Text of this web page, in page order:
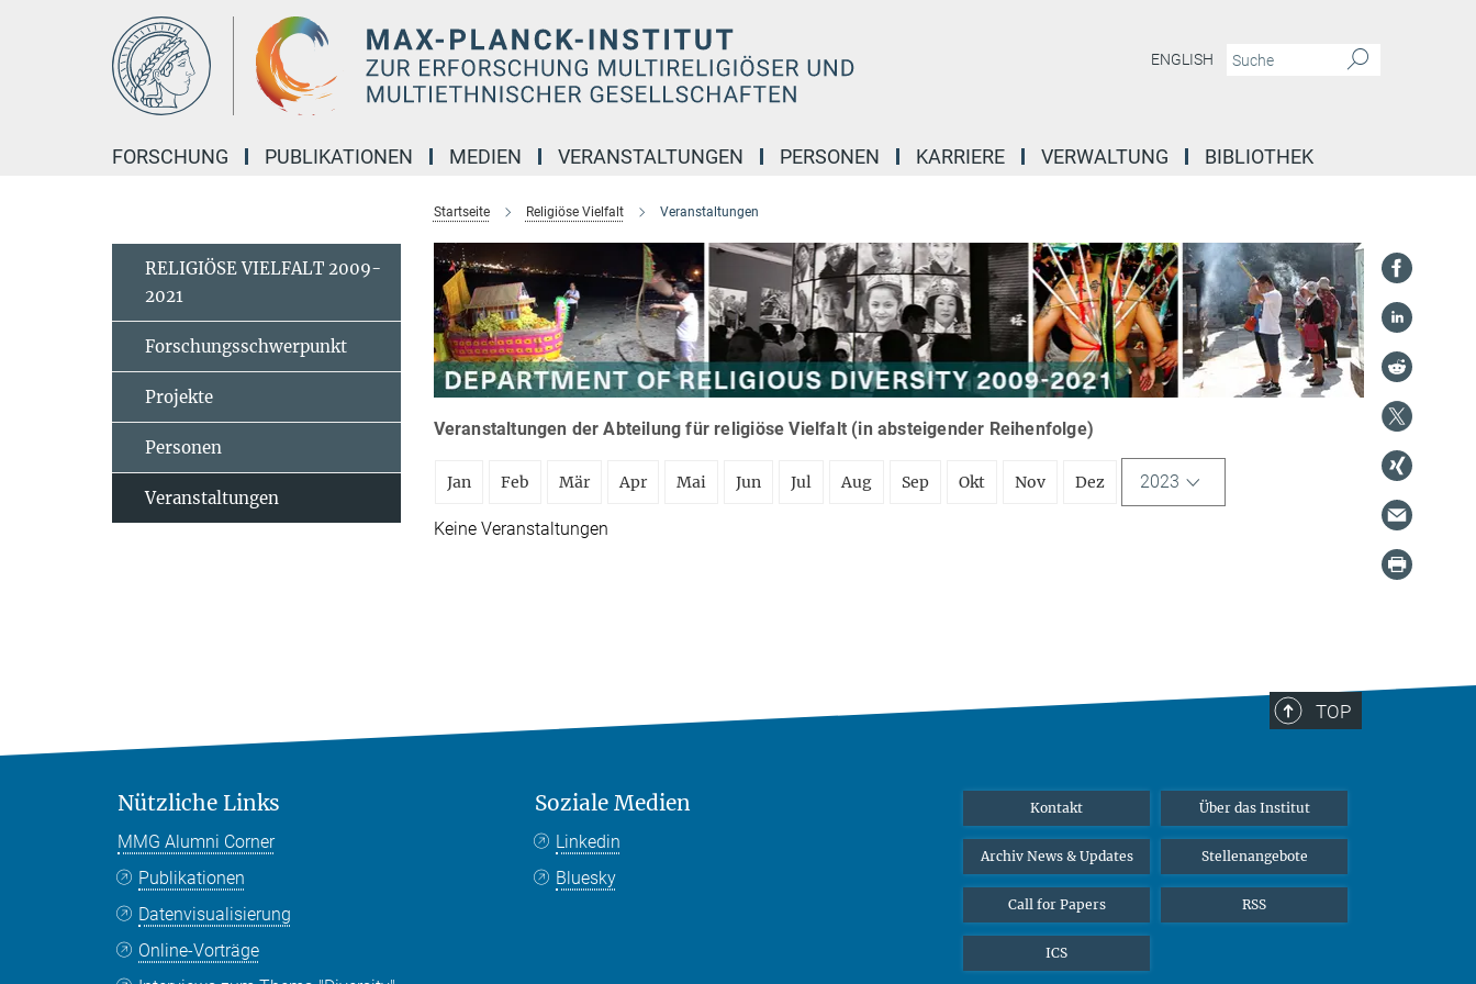
ENGLISH
FORSCHUNG PUBLIKATIONEN MEDIEN VERANSTALTUNGEN PERSONEN KARRIERE VERWALTUNG BIBLIOTHEK
Startseite Religiöse Vielfalt Veranstaltungen
Veranstaltungen der Abteilung für religiöse Vielfalt (in absteigender Reihenfolge)
Jan Feb Mär Apr Mai Jun Jul Aug Sep Okt Nov Dez 2023
Keine Veranstaltungen
RELIGIÖSE VIELFALT 2009-
2021
Forschungsschwerpunkt
Projekte
Personen
Veranstaltungen
TOP
Nützliche Links
MMG Alumni Corner
Publikationen
Datenvisualisierung
Online-Vorträge
Soziale Medien
Linkedin
Bluesky
Kontakt Über das Institut
Archiv News & Updates Stellenangebote
Call for Papers RSS
ICS